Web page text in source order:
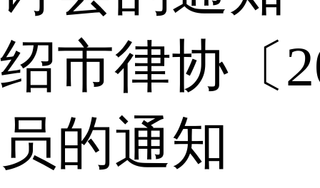
绍市律协〔
员的通知